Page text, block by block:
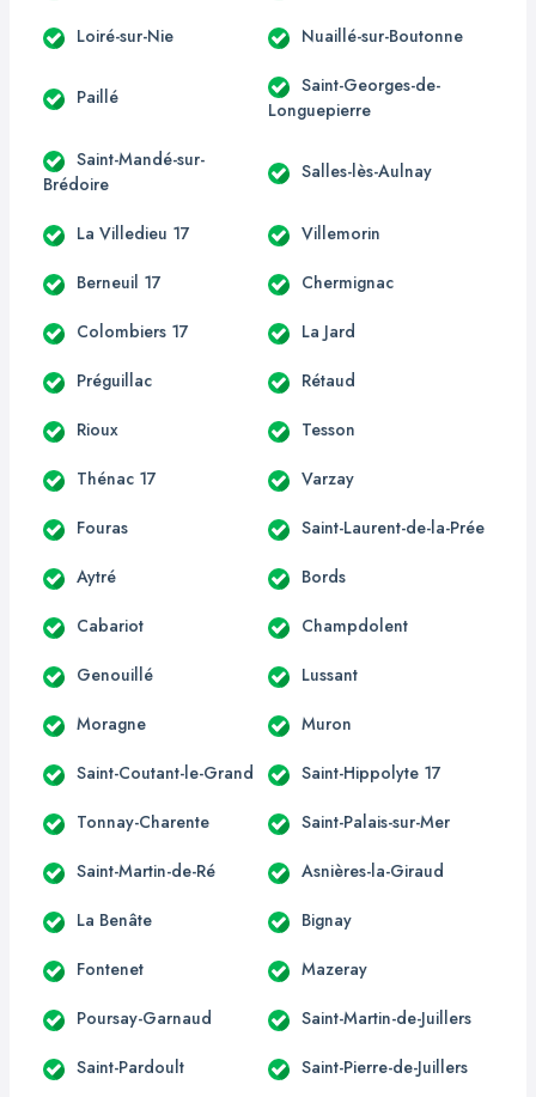
Loiré-sur-Nie Nuaillé-sur-Boutonne
Paillé
Saint-Georges-de-
Longuepierre
Saint-Mandé-sur-
Brédoire
Salles-lès-Aulnay
La Villedieu 17 Villemorin
Berneuil 17 Chermignac
Colombiers 17 La Jard
Préguillac Rétaud
Rioux Tesson
Thénac 17 Varzay
Fouras Saint-Laurent-de-la-Prée
Aytré Bords
Cabariot Champdolent
Genouillé Lussant
Moragne Muron
Saint-Coutant-le-Grand Saint-Hippolyte 17
Tonnay-Charente Saint-Palais-sur-Mer
Saint-Martin-de-Ré Asnières-la-Giraud
La Benâte Bignay
Fontenet Mazeray
Poursay-Garnaud Saint-Martin-de-Juillers
Saint-Pardoult Saint-Pierre-de-Juillers